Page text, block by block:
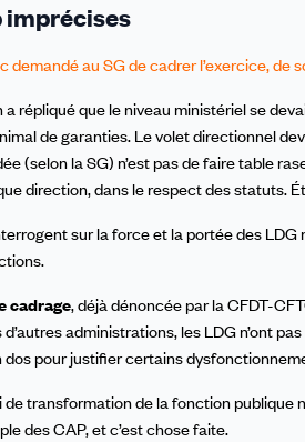
imprécises
demandé au SG de cadrer l’exercice,
répliqué que le niveau ministériel se
de garanties. Le volet directionnel
(selon la SG) n’est pas de faire table
direction, dans le respect des statuts.
sur la force et la portée des
cadrage, déjà dénoncée par la CFDT-
administrations, les LDG n’ont
dos pour justifier certains
de transformation de la fonction
des CAP, et c’est chose faite.